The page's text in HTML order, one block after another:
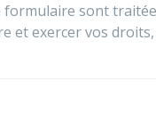
sont
et exercer vos